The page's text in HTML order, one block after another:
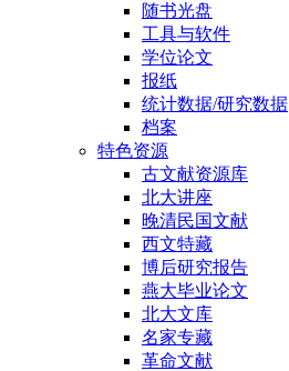
随书光盘
工具与软件
学位论文
报纸
统计数据/研究数据
档案
特色资源
古文献资源库
北大讲座
晚清民国文献
西文特藏
博后研究报告
燕大毕业论文
北大文库
名家专藏
革命文献